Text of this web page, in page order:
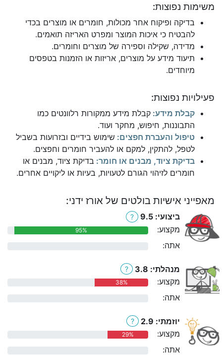
משימות נפוצות:
בדיקה ופיקוח אחר מכולות, חומרים או מוצרים בכדי
להבטיח כי איכות המוצר ומפרט האריזה תואמים.
מדידה, שקילה וספירה של מוצרים וחומרים.
תיעוד מידע על מוצרים, אריזות או הזמנות בטפסים
מיוחדים.
פעילויות נפוצות:
קבלת מידע: קבלת מידע ממקורות רלוונטים כמו
התבוננות, חיפוש, מחקר ועוד.
טיפול והעברת חפצים: שימוש בידיים ובזרועות בשביל
לטפל, להתקין, למקם או להעביר חומרים וחפצים.
בדיקת ציוד, מבנים או חומר: בדיקת ציוד, מבנים או
חומרים לזיהוי הגורם לטעויות, בעיות או ליקויים אחרים.
מאפייני אישיות בולטים של אורז ידני:
ביצועי: 9.5 ?
מקצוע: 95%
אתה:
מנהלתי: 3.8 ?
מקצוע: 38%
אתה:
יוזמתי: 2.9 ?
מקצוע: 29%
אתה: